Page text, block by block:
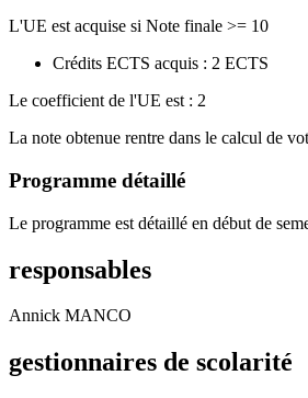
L'UE est acquise si Note finale >= 10
Crédits ECTS acquis : 2 ECTS
Le coefficient de l'UE est : 2
La note obtenue rentre dans le calcul de
Programme détaillé
Le programme est détaillé en début de
responsables
Annick MANCO
gestionnaires de scolarité